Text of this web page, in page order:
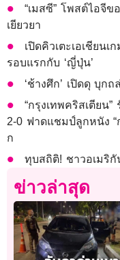
“เมสซี” โพสต์ไอจี
เยียวยา
เปิดคิวเตะเอเชียนเ
รอบแรกกับ ‘ญี่ปุ่น’
‘ช้างศึก’ เปิดดุ บุก
“กรุงเทพคริสเตียน
2-0 ฟาดแชมป์ลูกหนัง
ก
ทุบสถิติ! ชาวอเมริ
ข่าวล่าสุด